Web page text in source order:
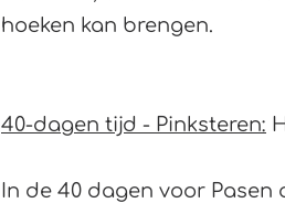
hoeken kan brengen.
40-dagen tijd - Pinksteren:
In de 40 dagen voor